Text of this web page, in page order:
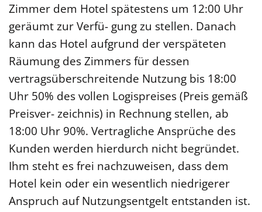
Zimmer dem Hotel spätestens um 12:00 Uhr
geräumt zur Verfü- gung zu stellen. Danach
kann das Hotel aufgrund der verspäteten
Räumung des Zimmers für dessen
vertragsüberschreitende Nutzung bis 18:00
Uhr 50% des vollen Logispreises (Preis gemäß
Preisver- zeichnis) in Rechnung stellen, ab
18:00 Uhr 90%. Vertragliche Ansprüche des
Kunden werden hierdurch nicht begründet.
Ihm steht es frei nachzuweisen, dass dem
Hotel kein oder ein wesentlich niedrigerer
Anspruch auf Nutzungsentgelt entstanden ist.